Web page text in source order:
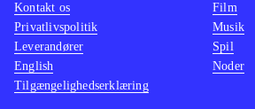
Kontakt os
Privatlivspolitik
Leverandører
English
Tilgængelighedserklæring
Film
Musik
Spil
Noder